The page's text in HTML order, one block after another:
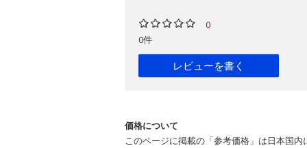
0
0件
レビューを書く
価格について
このページに掲載の「参考価格」は日本国